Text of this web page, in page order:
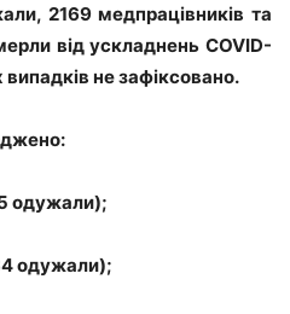
2169 медпрацівників та
від ускладнень COVID-
не зафіксовано.
одужали);
одужали);